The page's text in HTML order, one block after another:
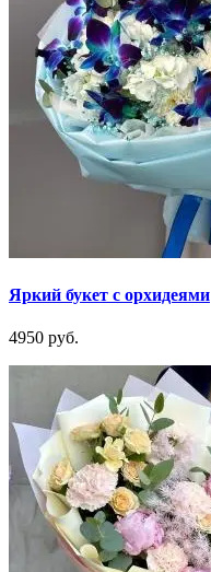
Яркий букет с орхидеями
4950 руб.